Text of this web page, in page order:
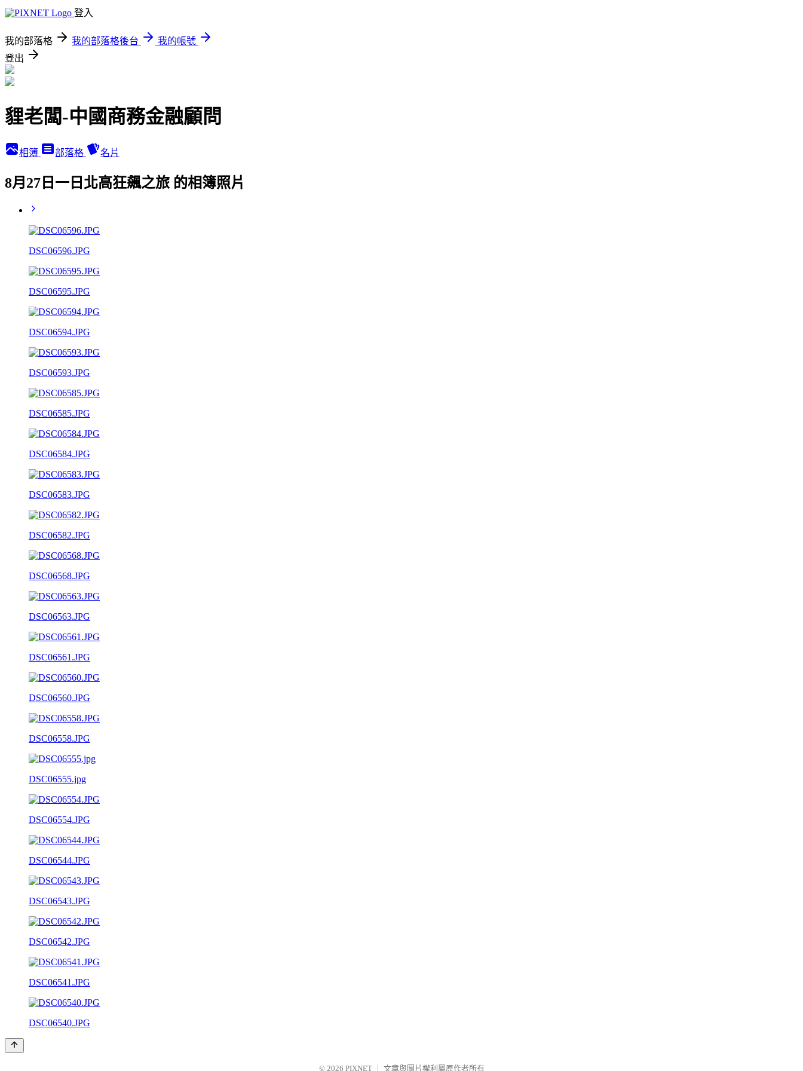
登入
我的部落格 我的部落格後台
我的帳號
登出
貍老闆-中國商務金融顧問
相簿 部落格 名片
8月27日一日北高狂飆之旅 的相簿照片
DSC06596.JPG
DSC06595.JPG
DSC06594.JPG
DSC06593.JPG
DSC06585.JPG
DSC06584.JPG
DSC06583.JPG
DSC06582.JPG
DSC06568.JPG
DSC06563.JPG
DSC06561.JPG
DSC06560.JPG
DSC06558.JPG
DSC06555.jpg
DSC06554.JPG
DSC06544.JPG
DSC06543.JPG
DSC06542.JPG
DSC06541.JPG
DSC06540.JPG
© 2026 PIXNET 文章與圖片權利屬原作者所有